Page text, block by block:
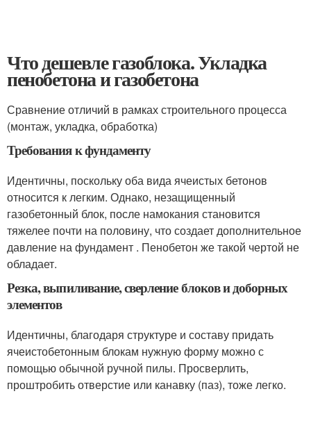
Что дешевле газоблока. Укладка
пенобетона и газобетона
Сравнение отличий в рамках строительного процесса
(монтаж, укладка, обработка)
Требования к фундаменту
Идентичны, поскольку оба вида ячеистых бетонов
относится к легким. Однако, незащищенный
газобетонный блок, после намокания становится
тяжелее почти на половину, что создает дополнительное
давление на фундамент . Пенобетон же такой чертой не
обладает.
Резка, выпиливание, сверление блоков и доборных
элементов
Идентичны, благодаря структуре и составу придать
ячеистобетонным блокам нужную форму можно с
помощью обычной ручной пилы. Просверлить,
проштробить отверстие или канавку (паз), тоже легко.